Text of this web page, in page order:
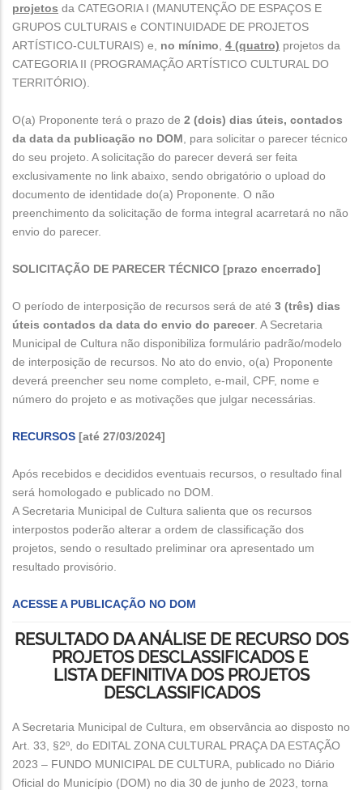
projetos da CATEGORIA I (MANUTENÇÃO DE ESPAÇOS E
GRUPOS CULTURAIS e CONTINUIDADE DE PROJETOS
ARTÍSTICO-CULTURAIS) e, no mínimo 4 (quatro) projetos da
CATEGORIA II (PROGRAMAÇÃO ARTÍSTICO CULTURAL DO
TERRITÓRIO).
O(a) Proponente terá o prazo de 2 (dois) dias úteis, contados
da data da publicação no DOM , para solicitar o parecer técnico
do seu projeto. A solicitação do parecer deverá ser feita
exclusivamente no link abaixo, sendo obrigatório o upload do
documento de identidade do(a) Proponente. O não
preenchimento da solicitação de forma integral acarretará no não
envio do parecer.
SOLICITAÇÃO DE PARECER TÉCNICO [prazo encerrado]
O período de interposição de recursos será de até 3 (três) dias
úteis contados da data do envio do parecer. A Secretaria
Municipal de Cultura não disponibiliza formulário padrão/modelo
de interposição de recursos. No ato do envio, o(a) Proponente
deverá preencher seu nome completo, e-mail, CPF, nome e
número do projeto e as motivações que julgar necessárias.
RECURSOS [até 27/03/2024]
Após recebidos e decididos eventuais recursos, o resultado final
será homologado e publicado no DOM.
A Secretaria Municipal de Cultura salienta que os recursos
interpostos poderão alterar a ordem de classificação dos
projetos, sendo o resultado preliminar ora apresentado um
resultado provisório.
ACESSE A PUBLICAÇÃO NO DOM
RESULTADO DA ANÁLISE DE RECURSO DOS
PROJETOS DESCLASSIFICADOS E
LISTA DEFINITIVA DOS PROJETOS
DESCLASSIFICADOS
A Secretaria Municipal de Cultura, em observância ao disposto no
Art. 33, §2º, do EDITAL ZONA CULTURAL PRAÇA DA ESTAÇÃO
2023 – FUNDO MUNICIPAL DE CULTURA, publicado no Diário
Oficial do Município (DOM) no dia 30 de junho de 2023, torna